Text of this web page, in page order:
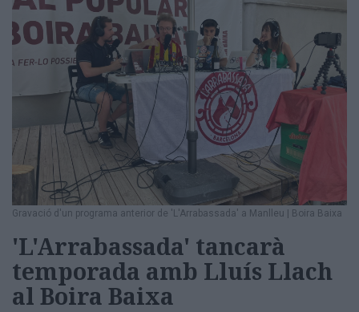
Gravació d'un programa anterior de 'L'Arrabassada' a Manlleu | Boira Baixa
'L'Arrabassada' tancarà
temporada amb Lluís Llach
al Boira Baixa